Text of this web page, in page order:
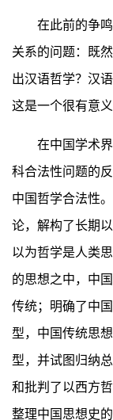
在此前的争鸣
关系的问题：既
出汉语哲学？汉
这是一个很有意
在中国学术界
科合法性问题的
中国哲学合法性
论，解构了长期
以为哲学是人类
的思想之中，中
传统；明确了中
型，中国传统思
型，并试图归纳
和批判了以西方
整理中国思想史